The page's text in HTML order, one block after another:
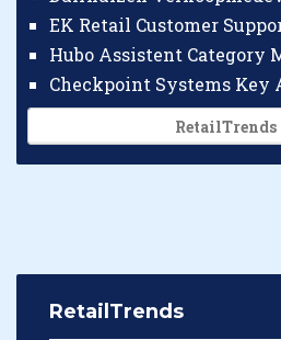
EK Retail Customer
Hubo Assistent Category
RetailTrends
RetailTrends